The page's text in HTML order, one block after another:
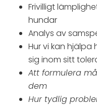
Frivilligt
hundar
Analys av
Hur vi kan
sig inom sitt
Att formulera
dem
Hur tydlig